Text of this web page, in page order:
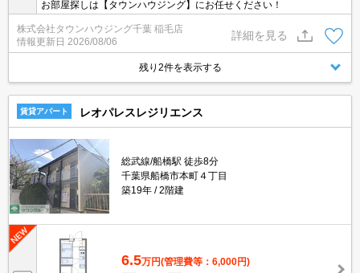
お部屋探しは【タウンハウジング】にお任せください！
株式会社タウンハウジング千葉 稲毛店
情報更新日 2026/08/06
詳細を見る
残り2件を表示する
賃貸アパート レオパレスレジリエンス
総武線/船橋駅 徒歩8分
千葉県船橋市本町４丁目
築19年
2階建
6.5万円(管理費等：6,000円)